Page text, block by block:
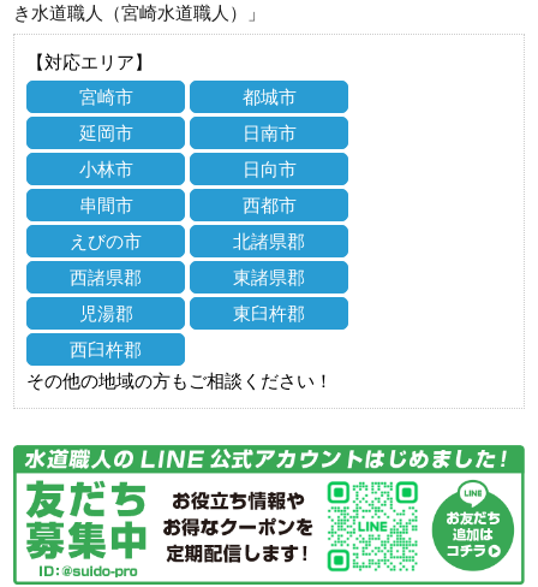
き水道職人（宮崎水道職人）」
【対応エリア】
宮崎市
都城市
延岡市
日南市
小林市
日向市
串間市
西都市
えびの市
北諸県郡
西諸県郡
東諸県郡
児湯郡
東臼杵郡
西臼杵郡
その他の地域の方もご相談ください！